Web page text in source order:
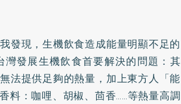
發現，生機飲食造成能量明顯不足的
發展生機飲食首要解決的問題：其
法提供足夠的熱量，加上東方人「能
料：咖哩、胡椒、茴香……等熱量高調